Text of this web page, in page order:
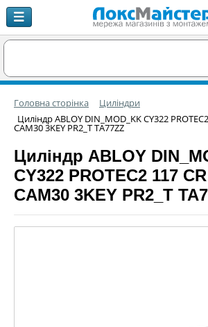
Головна сторінка
Циліндри
Циліндр ABLOY DIN_MOD_KK CY322
CAM30 3KEY PR2_T TA77ZZ
Циліндр ABLOY
CY322 PROTEC2 117
CAM30 3KEY PR2_T